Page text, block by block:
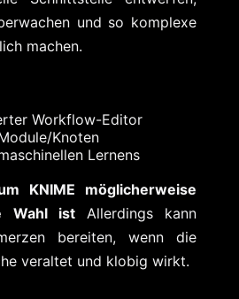
und so komplexe
machen.
Workflow-Editor
Knoten
Lernens
KNIME möglicherweise
Wahl istAllerdings kann
bereiten, wenn die
veraltet und klobig wirkt.